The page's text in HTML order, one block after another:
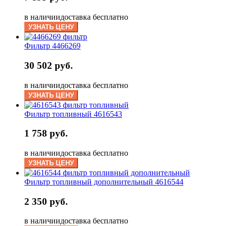
в наличиидоставка бесплатно
УЗНАТЬ ЦЕНУ
Фильтр 4466269
30 502 руб.
в наличиидоставка бесплатно
УЗНАТЬ ЦЕНУ
Фильтр топливный 4616543
1 758 руб.
в наличиидоставка бесплатно
УЗНАТЬ ЦЕНУ
Фильтр топливный дополнительный 4616544
2 350 руб.
в наличиидоставка бесплатно